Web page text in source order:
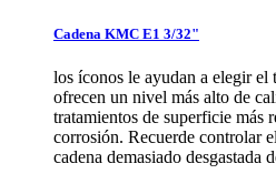
Cadena KMC E1 3/32"
los íconos le ayudan a elegir el
ofrecen un nivel más alto de
tratamientos de superficie más
corrosión. Recuerde controlar
cadena demasiado desgastada